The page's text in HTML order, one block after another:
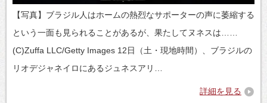
【写真】ブラジル人はホームの熱烈なサポーターの声に萎縮する
という一面も見られることがあるが、果たしてヌネスは……
(C)Zuffa LLC/Getty Images 12日（土・現地時間）、ブラジルの
リオデジャネイロにあるジュネスアリ…
詳細を見る